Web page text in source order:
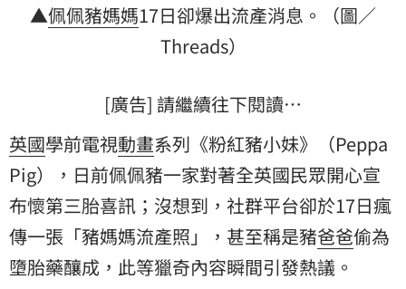
▲佩佩豬媽媽17日卻爆出流產消息。（圖／
Threads）
[廣告] 請繼續往下閱讀…
英國學前電視動畫系列《粉紅豬小妹》（Peppa
Pig），日前佩佩豬一家對著全英國民眾開心宣
布懷第三胎喜訊；沒想到，社群平台卻於17日瘋
傳一張「豬媽媽流產照」，甚至稱是豬爸爸偷為
墮胎藥釀成，此等獵奇內容瞬間引發熱議。